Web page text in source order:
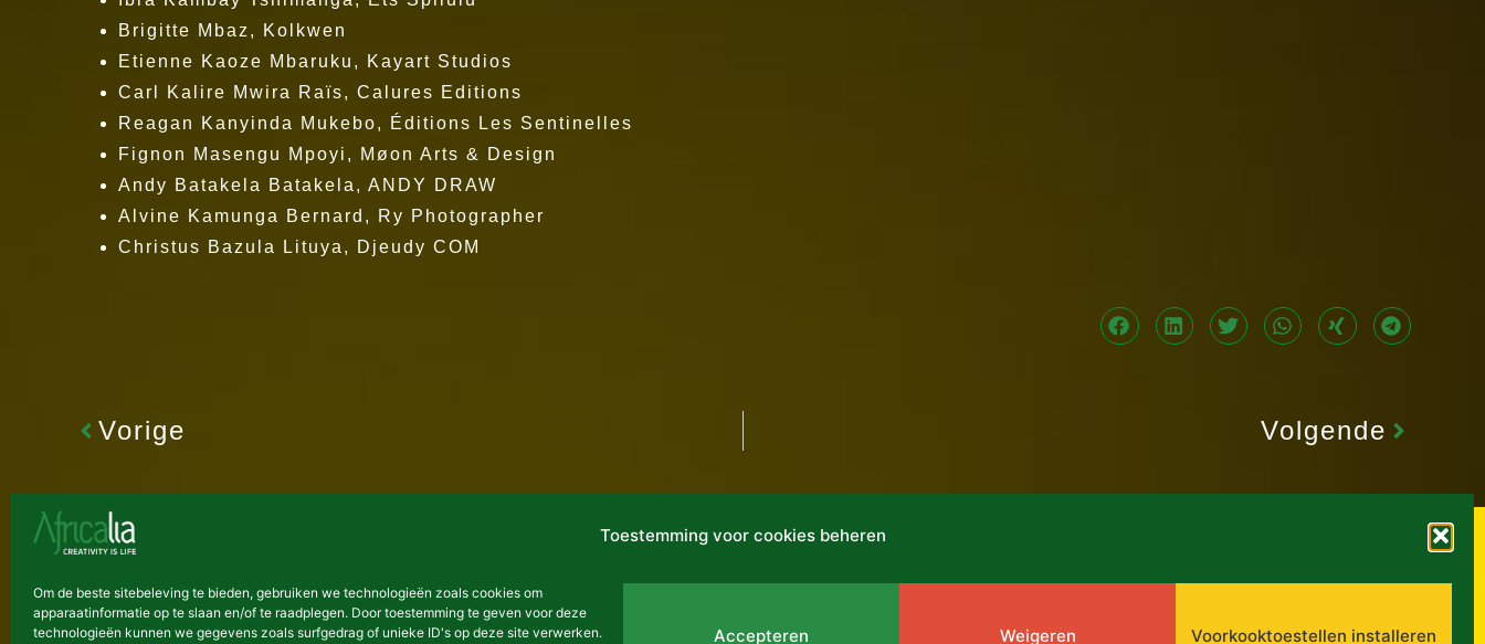
Toestemming voor cookies beheren
Om de beste sitebeleving te bieden, gebruiken we technologieën zoals cookies om
apparaatinformatie op te slaan en/of te raadplegen. Door toestemming te geven voor deze
technologieën kunnen we gegevens zoals surfgedrag of unieke ID's op deze site verwerken.
Accepteren Weigeren Voorkooktoestellen installeren
Brigitte Mbaz, Kolkwen
Etienne Kaoze Mbaruku, Kayart Studios
Carl Kalire Mwira Raïs, Calures Editions
Reagan Kanyinda Mukebo, Éditions Les Sentinelles
Fignon Masengu Mpoyi, Møon Arts & Design
Andy Batakela Batakela, ANDY DRAW
Alvine Kamunga Bernard, Ry Photographer
Christus Bazula Lituya, Djeudy COM
Vorige Volgende